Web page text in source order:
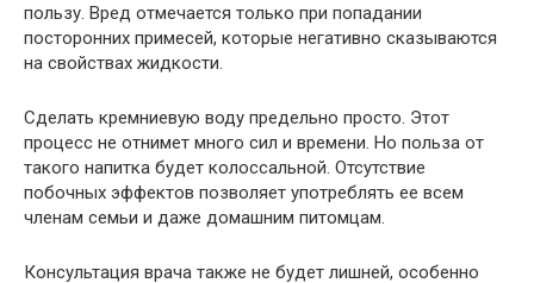
пользу. Вред отмечается только при попадании
посторонних примесей, которые негативно сказываются
на свойствах жидкости.
Сделать кремниевую воду предельно просто. Этот
процесс не отнимет много сил и времени. Но польза от
такого напитка будет колоссальной. Отсутствие
побочных эффектов позволяет употреблять ее всем
членам семьи и даже домашним питомцам.
Консультация врача также не будет лишней, особенно